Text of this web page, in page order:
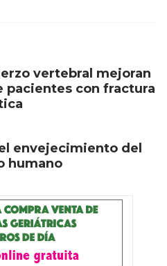
vertebral mejoran
pacientes con fractura
envejecimiento del
humano